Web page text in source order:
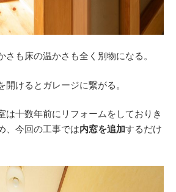
さも床の温かさも全く別物になる。
開けるとガレージに繋がる。
は十数年前にリフォームをしておりき
、今回の工事では内窓を追加するだけ